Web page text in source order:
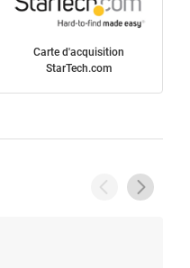
Carte d'acquisition
StarTech.com